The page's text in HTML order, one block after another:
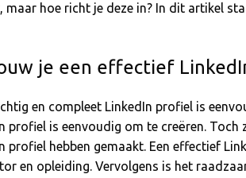
maar hoe richt je deze in? In dit artikel
je een effectief
en compleet LinkedIn profiel is
profiel is eenvoudig om te creëren.
profiel hebben gemaakt. Een effectief
en opleiding. Vervolgens is het